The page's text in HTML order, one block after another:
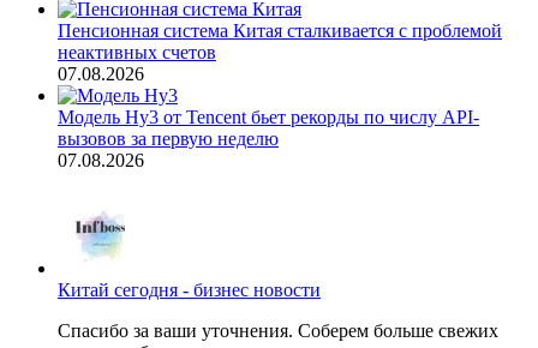
Пенсионная система Китая сталкивается с проблемой
неактивных счетов
07.08.2026
Модель Hy3 от Tencent бьет рекорды по числу API-
вызовов за первую неделю
07.08.2026
Китай сегодня - бизнес новости
Спасибо за ваши уточнения. Соберем больше свежих